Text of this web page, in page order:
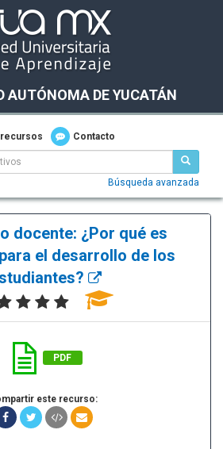
AUTÓNOMA DE YUCATÁN
recursos Contacto
Búsqueda avanzada
docente: ¿Por qué es
el desarrollo de los
PDF
este recurso: